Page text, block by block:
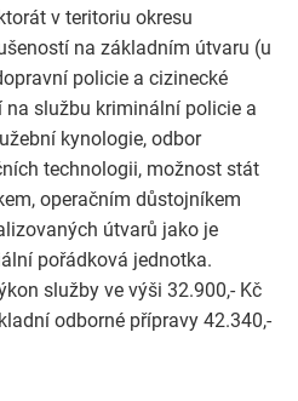
v teritoriu okresu
na základním útvaru (u
policie a cizinecké
službu kriminální policie a
kynologie, odbor
technologii, možnost stát
operačním důstojníkem
útvarů jako je
pořádková jednotka.
služby ve výši 32.900,- Kč
odborné přípravy 42.340,-